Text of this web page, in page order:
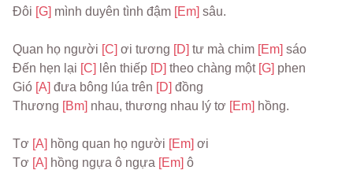
Đôi [G] mình duyên tình đậm [Em] sâu.
Quan họ người [C] ơi tương [D] tư mà chim [Em] sáo
Đến hẹn lại [C] lên thiếp [D] theo chàng một [G] phen
Gió [A] đưa bông lúa trên [D] đồng
Thương [Bm] nhau, thương nhau lý tơ [Em] hồng.
Tơ [A] hồng quan họ người [Em] ơi
Tơ [A] hồng ngựa ô ngựa [Em] ô